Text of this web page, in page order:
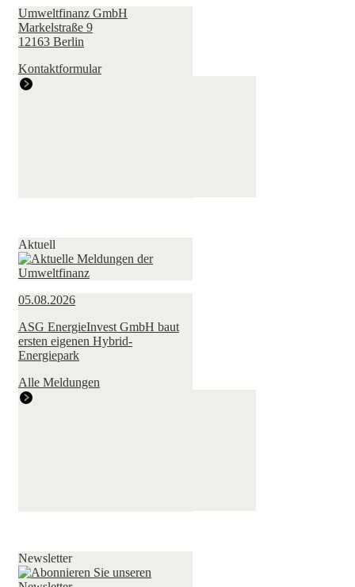
Umweltfinanz GmbH
Markelstraße 9
12163 Berlin
Kontaktformular
Aktuell
05.08.2026
ASG EnergieInvest GmbH baut
ersten eigenen Hybrid-
Energiepark
Alle Meldungen
Newsletter